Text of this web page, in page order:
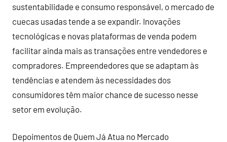
sustentabilidade e consumo responsável, o mercado de
cuecas usadas tende a se expandir. Inovações
tecnológicas e novas plataformas de venda podem
facilitar ainda mais as transações entre vendedores e
compradores. Empreendedores que se adaptam às
tendências e atendem às necessidades dos
consumidores têm maior chance de sucesso nesse
setor em evolução.
Depoimentos de Quem Já Atua no Mercado